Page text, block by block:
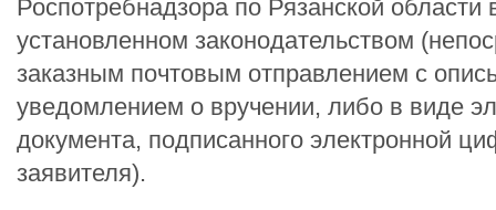
Роспотребнадзора по Рязанской области
установленном законодательством
заказным почтовым отправлением с
уведомлением о вручении, либо в виде
документа, подписанного электронной
заявителя).